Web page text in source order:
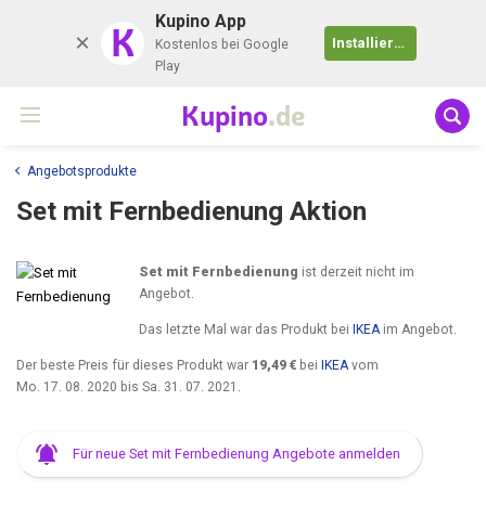
K Kupino App
Kostenlos bei Google
Play
Installieren
Kupino.de
Angebotsprodukte
Set mit Fernbedienung Aktion
Set mit Fernbedienung ist derzeit nicht im
Angebot.
Das letzte Mal war das Produkt bei IKEAim Angebot.
Der beste Preis für dieses Produkt war 19,49 € bei IKEA vom
Mo. 17. 08. 2020 bis Sa. 31. 07. 2021
Für neue Set mit Fernbedienung Angebote anmelden